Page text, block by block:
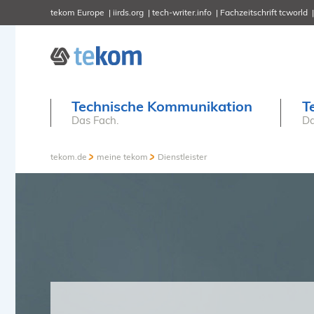
tekom Europe iirds.org tech-writer.info Fachzeitschrift tcworld
Technische Kommunikation
Das Fach.
tekom.de meine tekom Dienstleister